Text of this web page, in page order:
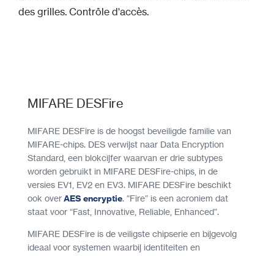
MIFARE DESFire
MIFARE DESFire is de hoogst beveiligde familie van
MIFARE-chips. DES verwijst naar Data Encryption
Standard, een blokcijfer waarvan er drie subtypes
worden gebruikt in MIFARE DESFire-chips, in de
versies EV1, EV2 en EV3. MIFARE DESFire beschikt
ook overAES encryptie. “Fire” is een acroniem dat
staat voor “Fast, Innovative, Reliable, Enhanced”.
MIFARE DESFire is de veiligste chipserie en bijgevolg
ideaal voor systemen waarbij identiteiten en